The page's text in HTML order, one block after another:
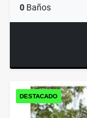
0 Baños
DESTACADO